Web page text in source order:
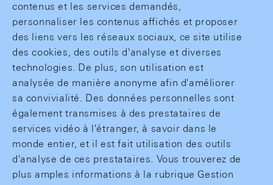
contenus et les services demandés,
personnaliser les contenus affichés et proposer
des liens vers les réseaux sociaux, ce site utilise
des cookies, des outils d'analyse et diverses
technologies. De plus, son utilisation est
analysée de manière anonyme afin d'améliorer
sa convivialité. Des données personnelles sont
également transmises à des prestataires de
services vidéo à l'étranger, à savoir dans le
monde entier, et il est fait utilisation des outils
d'analyse de ces prestataires. Vous trouverez de
plus amples informations à la rubrique Gestion